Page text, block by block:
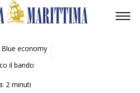
Blue economy
il bando
2 minuti